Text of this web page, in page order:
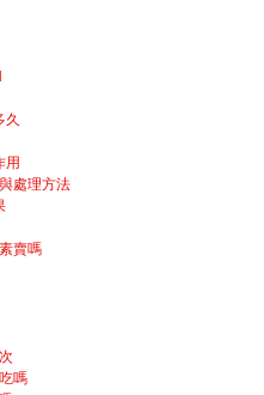
久
用
處理方法
賣嗎
嗎